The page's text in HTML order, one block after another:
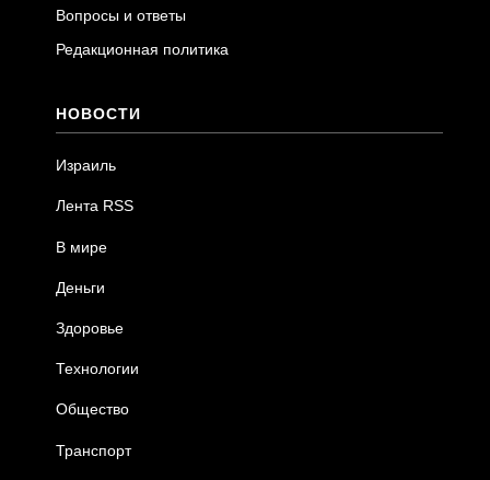
Вопросы и ответы
Редакционная политика
НОВОСТИ
Израиль
Лента RSS
В мире
Деньги
Здоровье
Технологии
Общество
Транспорт